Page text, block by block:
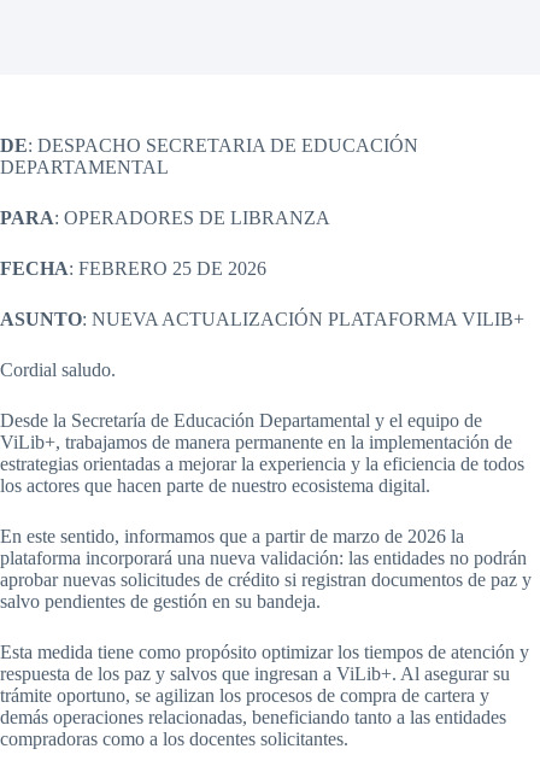
DE: DESPACHO SECRETARIA DE EDUCACIÓN
DEPARTAMENTAL
PARA: OPERADORES DE LIBRANZA
FECHA: FEBRERO 25 DE 2026
ASUNTO: NUEVA ACTUALIZACIÓN PLATAFORMA VILIB+
Cordial saludo.
Desde la Secretaría de Educación Departamental y el equipo de
ViLib+, trabajamos de manera permanente en la implementación de
estrategias orientadas a mejorar la experiencia y la eficiencia de todos
los actores que hacen parte de nuestro ecosistema digital.
En este sentido, informamos que a partir de marzo de 2026 la
plataforma incorporará una nueva validación: las entidades no podrán
aprobar nuevas solicitudes de crédito si registran documentos de paz y
salvo pendientes de gestión en su bandeja.
Esta medida tiene como propósito optimizar los tiempos de atención y
respuesta de los paz y salvos que ingresan a ViLib+. Al asegurar su
trámite oportuno, se agilizan los procesos de compra de cartera y
demás operaciones relacionadas, beneficiando tanto a las entidades
compradoras como a los docentes solicitantes.